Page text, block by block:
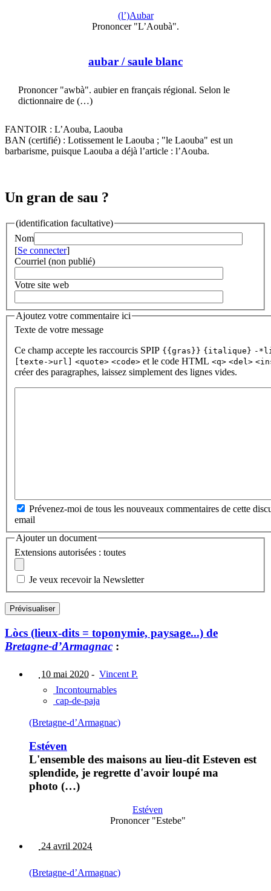
(l’)Aubar
Prononcer "L’Aoubà".
aubar / saule blanc
Prononcer "awbà". aubier en français régional. Selon le
dictionnaire de (…)
FANTOIR : L’Aouba, Laouba
BAN (certifié) : Lotissement le Laouba ; "le Laouba" est un
barbarisme, puisque Laouba a déjà l’article : l’Aouba.
Un gran de sau ?
(identification facultative)
Nom
[Se connecter]
Courriel (non publié)
Votre site web
Ajoutez votre commentaire ici
Texte de votre message
Ce champ accepte les raccourcis SPIP {{gras}} {italique} -
[texte->url]
<quote> <code> et le code HTML <q> <del>
créer des paragraphes, laissez simplement des lignes vides.
Prévenez-moi de tous les nouveaux commentaires de cette
email
Ajouter un document
Extensions autorisées : toutes
Je veux recevoir la Newsletter
Lòcs (lieux-dits = toponymie, paysage...) de
Bretagne-d’Armagnac :
10 mai 2020 - Vincent P.
Incontournables
cap-de-paja
(Bretagne-d’Armagnac)
Estéven
L'ensemble des maisons au lieu-dit Esteven est
splendide, je regrette d'avoir loupé ma
photo (…)
Estéven
Prononcer "Estebe"
24 avril 2024
(Bretagne-d’Armagnac)